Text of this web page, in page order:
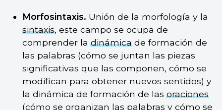
Morfosintaxis. Unión de la morfología y la
sintaxis, este campo se ocupa de
comprender ladinámicade formación de
las palabras (cómo se juntan las piezas
significativas que las componen, cómo se
modifican para obtener nuevos sentidos) y
la dinámica de formación de lasoraciones
(cómo se organizan las palabras y cómo se